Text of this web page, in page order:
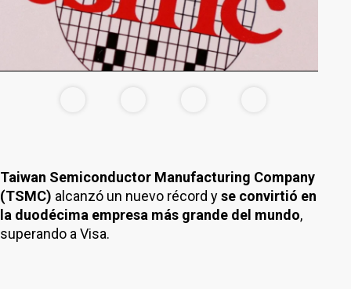
Taiwan Semiconductor Manufacturing Company
(TSMC) alcanzó un nuevo récord yse convirtió en
la duodécima empresa más grande del mundo,
superando a Visa.